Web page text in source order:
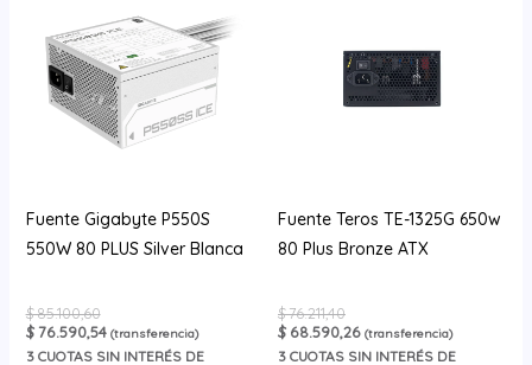
Fuente Gigabyte P550S
550W 80 PLUS Silver Blanca
$85.100,60
$76.590,54 (transferencia)
3CUOTAS SIN INTERÉS DE
Fuente Teros TE-1325G 650w
80 Plus Bronze ATX
$76.211,40
$ 68.590,26 (transferencia)
3 CUOTAS SIN INTERÉS DE